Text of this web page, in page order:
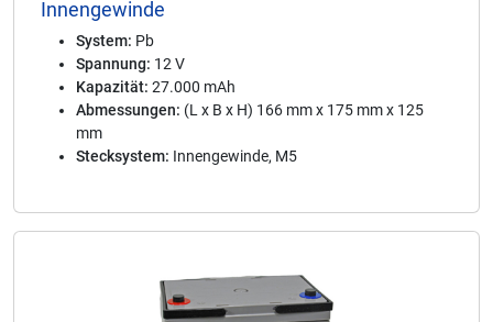
Innengewinde
System: Pb
Spannung: 12 V
Kapazität: 27.000 mAh
Abmessungen: (L x B x H) 166 mm x 175 mm x 125
mm
Stecksystem: Innengewinde, M5